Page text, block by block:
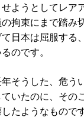
ようとしてレア
拘束にまで踏み
日本は屈服する
のです。
そうした、危う
いたのに、その
たようなものです